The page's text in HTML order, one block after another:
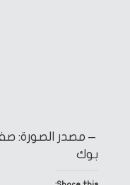
– مصدر الصورة:
بوك